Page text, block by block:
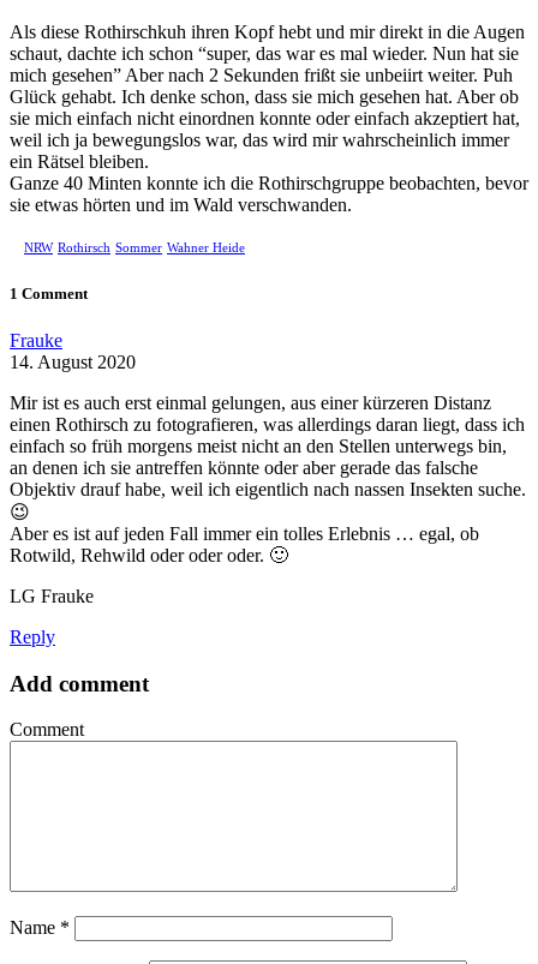
Als diese Rothirschkuh ihren Kopf hebt und mir direkt in die Augen
schaut, dachte ich schon “super, das war es mal wieder. Nun hat sie
mich gesehen” Aber nach 2 Sekunden frißt sie unbeiirt weiter. Puh
Glück gehabt. Ich denke schon, dass sie mich gesehen hat. Aber ob
sie mich einfach nicht einordnen konnte oder einfach akzeptiert hat,
weil ich ja bewegungslos war, das wird mir wahrscheinlich immer
ein Rätsel bleiben.
Ganze 40 Minten konnte ich die Rothirschgruppe beobachten, bevor
sie etwas hörten und im Wald verschwanden.
NRW Rothirsch Sommer Wahner Heide
1 Comment
Frauke
14. August 2020
Mir ist es auch erst einmal gelungen, aus einer kürzeren Distanz
einen Rothirsch zu fotografieren, was allerdings daran liegt, dass ich
einfach so früh morgens meist nicht an den Stellen unterwegs bin,
an denen ich sie antreffen könnte oder aber gerade das falsche
Objektiv drauf habe, weil ich eigentlich nach nassen Insekten suche.
😉
Aber es ist auf jeden Fall immer ein tolles Erlebnis … egal, ob
Rotwild, Rehwild oder oder oder. 🙂
LG Frauke
Reply
Add comment
Comment
Name *